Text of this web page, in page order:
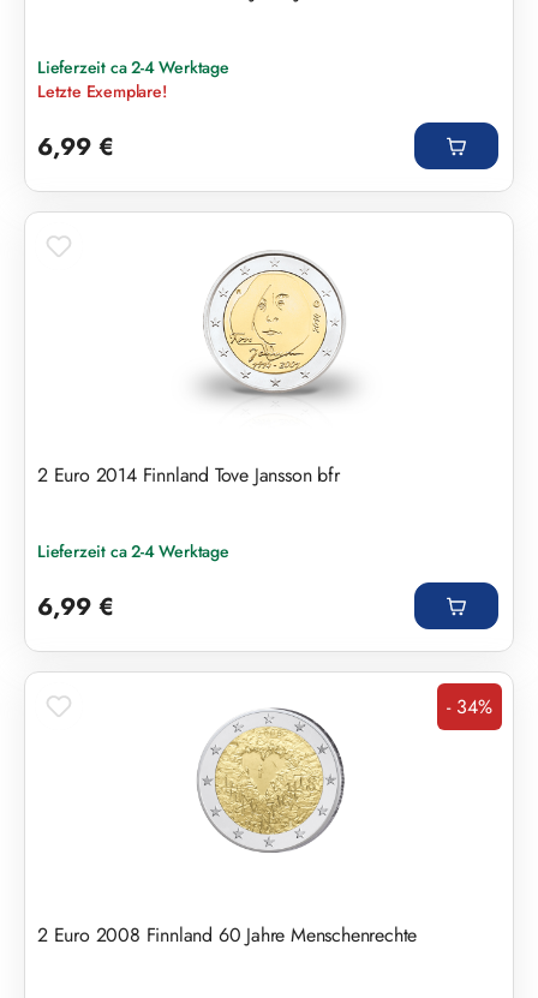
Lieferzeit ca 2-4 Werktage
Letzte Exemplare!
6,99 €
2 Euro 2014 Finnland Tove Jansson bfr
Lieferzeit ca 2-4 Werktage
6,99 €
Rabatt
- 34%
2 Euro 2008 Finnland 60 Jahre Menschenrechte